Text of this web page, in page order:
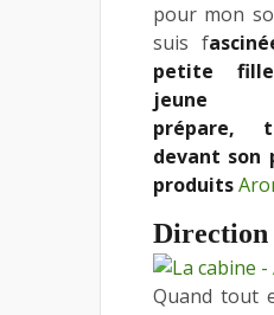
pour mon
suis f
petite
jeune
prépare,
devant son
produits
Direction
Quand tout